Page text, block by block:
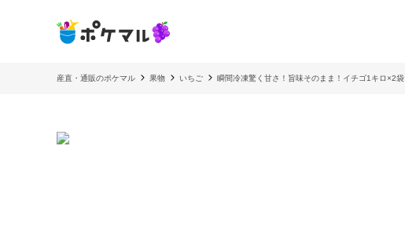
産直・通販のポケマル 果物 いちご 瞬間冷凍驚く甘さ！旨味そのまま！イチゴ1キロ×2袋